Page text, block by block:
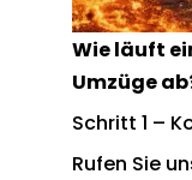
Wie läuft
Umzüge
Schritt 1 –
Rufen Sie